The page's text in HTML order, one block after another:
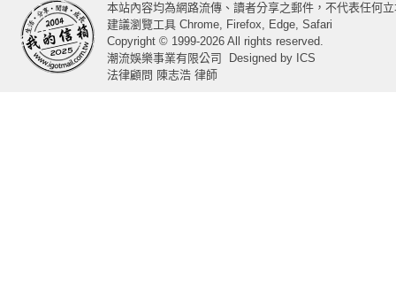
本站內容均為網路流傳、讀者分享之郵件，不代表任何
建議瀏覽工具 Chrome, Firefox, Edge, Safari
Copyright © 1999-2026 All rights reserved.
潮流娛樂事業有限公司
Designed by ICS
法律顧問 陳志浩 律師